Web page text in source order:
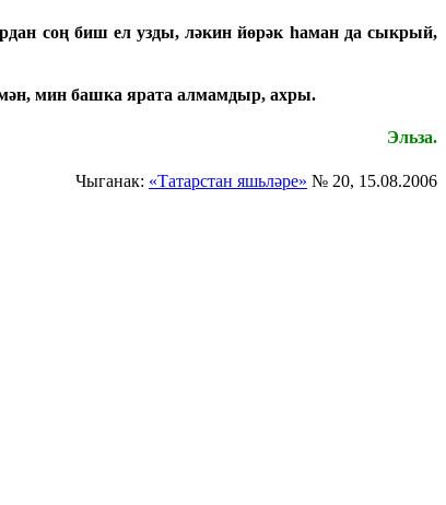
соң биш ел узды, ләкин йөрәк һаман да сыкрый,
мин башка ярата алмамдыр, ахры.
Эльза.
Чыганак: «Татарстан яшьләре» № 20, 15.08.2006